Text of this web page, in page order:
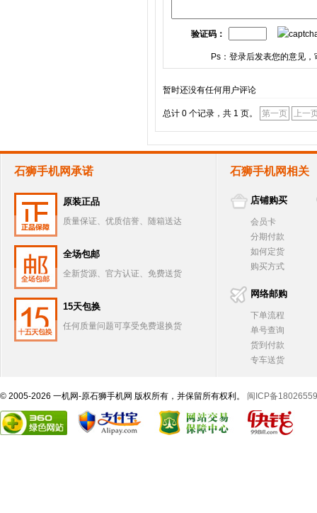
验证码：
Ps：登录后发表您的意见
暂时还没有任何用户评论
总计 0 个记录，共 1 页。 第一页 上一
石狮手机网承诺
原装正品
质量保证、优质信誉、随箱送达
全场包邮
全新货源、官方认证、免费送货
15天包换
任何质量问题可享受免费退换货
石狮手机网相关
店铺购买
会员卡
分期付款
如何定货
购买方式
网络邮购
下单流程
单号查询
货到付款
专车送货
© 2005-2026 一机网-原石狮手机网 版权所有，并保留所有权利。 闽ICP备